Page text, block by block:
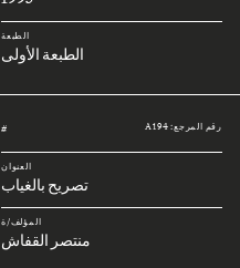
الطبعة
الطبعة الأولى
رقم المرجع: A194 #
العنوان
تصريح بالغياب
المؤلف/ة
منتصر القفاش